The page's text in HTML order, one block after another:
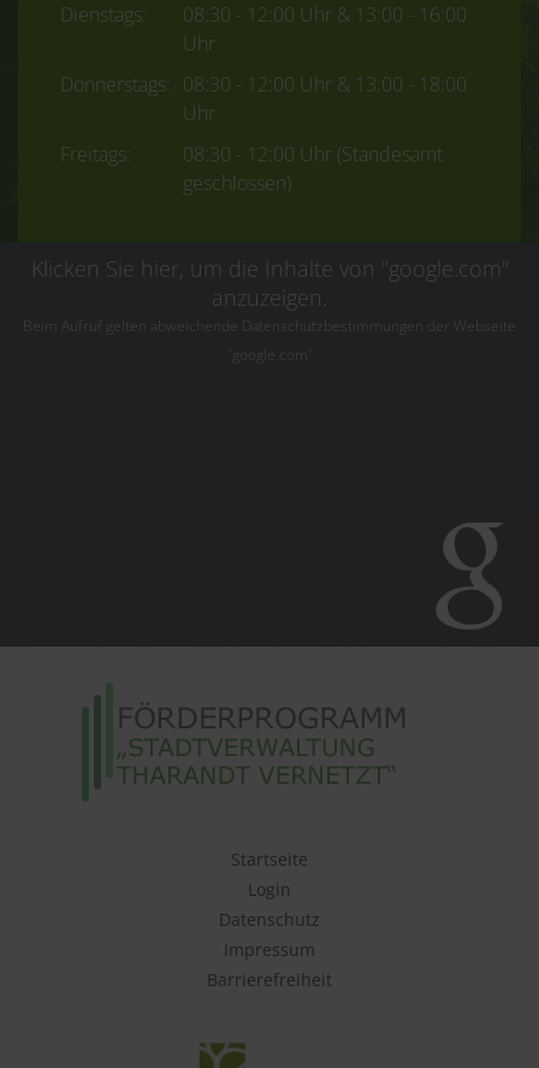
Dienstags:
08:30 - 12:00 Uhr & 13:00 - 16:00
Uhr
Donnerstags: 08:30 - 12:00 Uhr & 13:00 - 18:00
Uhr
Freitags:
08:30 - 12:00 Uhr (Standesamt
geschlossen)
Klicken Sie hier, um die Inhalte von "google.com"
anzuzeigen.
Beim Aufruf gelten abweichende Datenschutzbestimmungen der Webseite
"google.com"
Startseite
Login
Datenschutz
Impressum
Barrierefreiheit